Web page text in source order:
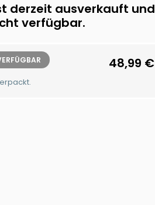
derzeit ausverkauft und
verfügbar.
48,99 €